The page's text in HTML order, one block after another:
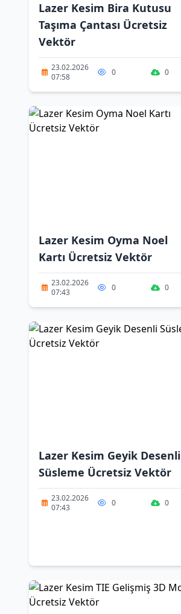
Lazer Kesim Bira Kutusu
Taşıma Çantası Ücretsiz
Vektör
23.02.2026
07:58
0 0
Lazer Kesim Oyma Noel
Kartı Ücretsiz Vektör
23.02.2026
07:43
0 0
Lazer Kesim Geyik Desenli
Süsleme Ücretsiz Vektör
23.02.2026
07:43
0 0